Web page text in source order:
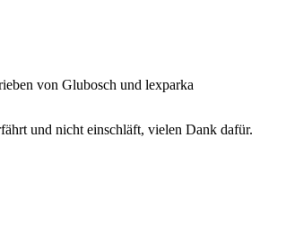
von Glubosch und lexparka
und nicht einschläft, vielen Dank dafür.